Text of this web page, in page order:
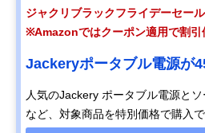
ジャクリブラックフライデーセー
※Amazonではクーポン適用で割引
Jackeryポータブル電源が
人気のJackery ポータブル電源と
など、対象商品を特別価格で購入で